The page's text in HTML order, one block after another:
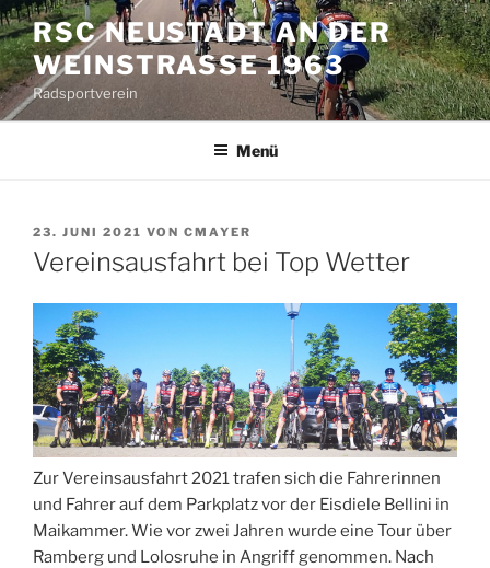
Zum
Inhalt
springen
RSC NEUSTADT AN DER
WEINSTRASSE 1963
Radsportverein
Menü
VERÖFFENTLICHT
AM
23. JUNI 2021 VON CMAYER
Vereinsausfahrt bei Top Wetter
Zur Vereinsausfahrt 2021 trafen sich die Fahrerinnen
und Fahrer auf dem Parkplatz vor der Eisdiele Bellini in
Maikammer. Wie vor zwei Jahren wurde eine Tour über
Ramberg und Lolosruhe in Angriff genommen. Nach